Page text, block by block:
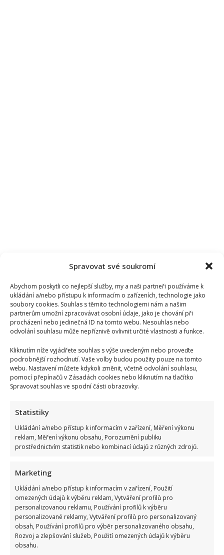
Spravovat své soukromí
Abychom poskytli co nejlepší služby, my a naši partneři používáme k
ukládání a/nebo přístupu k informacím o zařízeních, technologie jako
soubory cookies. Souhlas s těmito technologiemi nám a našim
partnerům umožní zpracovávat osobní údaje, jako je chování při
procházení nebo jedinečná ID na tomto webu. Nesouhlas nebo
odvolání souhlasu může nepříznivě ovlivnit určité vlastnosti a funkce.
Kliknutím níže vyjádřete souhlas s výše uvedeným nebo proveďte
podrobnější rozhodnutí. Vaše volby budou použity pouze na tomto
webu. Nastavení můžete kdykoli změnit, včetně odvolání souhlasu,
pomocí přepínačů v Zásadách cookies nebo kliknutím na tlačítko
Spravovat souhlas ve spodní části obrazovky.
Statistiky
Ukládání a/nebo přístup k informacím v zařízení, Měření výkonu
reklam, Měření výkonu obsahu, Porozumění publiku
prostřednictvím statistik nebo kombinací údajů z různých zdrojů.
Marketing
Ukládání a/nebo přístup k informacím v zařízení, Použití
omezených údajů k výběru reklam, Vytváření profilů pro
personalizovanou reklamu, Používání profilů k výběru
personalizované reklamy, Vytváření profilů pro personalizovaný
obsah, Používání profilů pro výběr personalizovaného obsahu,
Rozvoj a zlepšování služeb, Použití omezených údajů k výběru
obsahu.